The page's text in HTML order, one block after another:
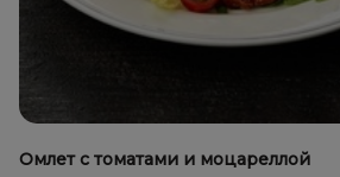
Омлет с томатами и моцареллой